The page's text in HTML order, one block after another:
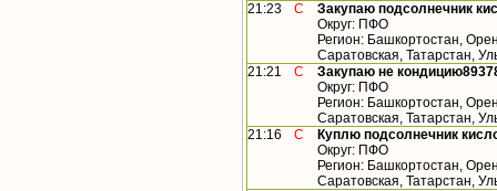
21:23 С
Закупаю подсолнечник
Округ: ПФО
Регион: Башкортостан,
Саратовская, Татарстан,
21:21
С
Закупаю не
Округ: ПФО
Регион: Башкортостан,
Саратовская, Татарстан,
21:16
С
Куплю подсолнечник
Округ: ПФО
Регион: Башкортостан,
Саратовская, Татарстан,